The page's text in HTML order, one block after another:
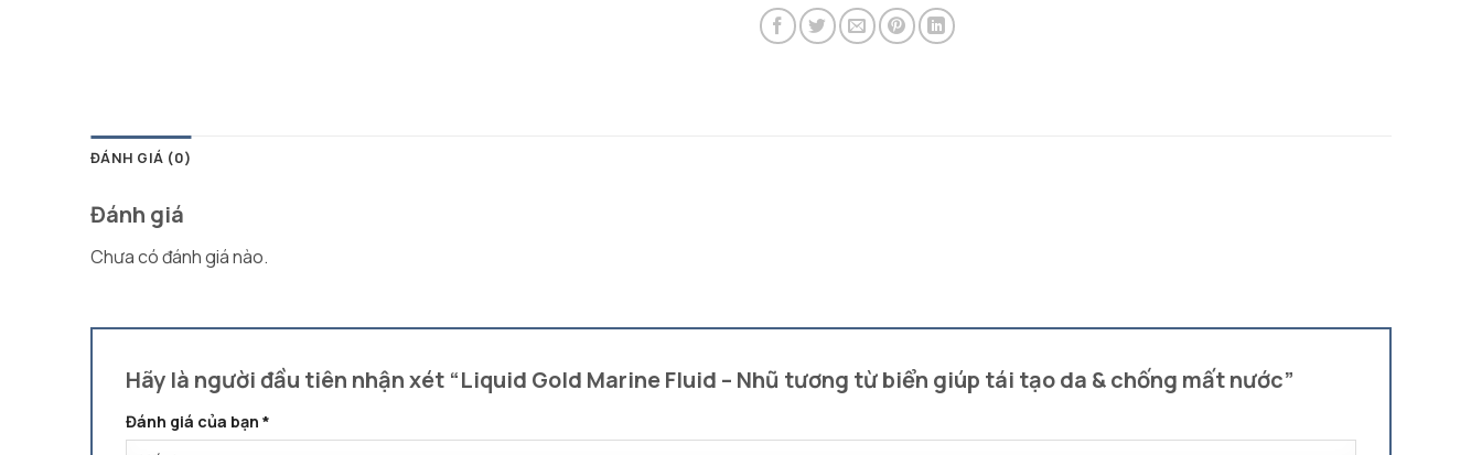
ĐÁNH GIÁ (0)
Đánh giá
Chưa có đánh giá nào.
Hãy là người đầu tiên nhận xét “Liquid Gold Marine Fluid – Nhũ tương từ biển giúp tái tạo da & chống mất nước”
Đánh giá của bạn *